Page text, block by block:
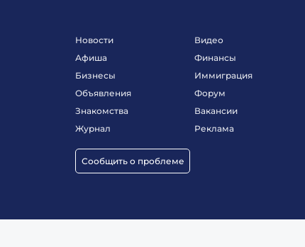
Новости
Афиша
Бизнесы
Объявления
Знакомства
Журнал
Сообщить о проблеме
Видео
Финансы
Иммиграция
Форум
Вакансии
Реклама